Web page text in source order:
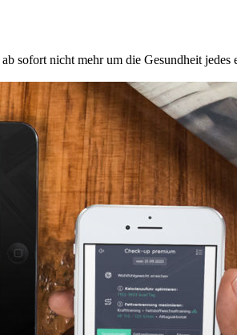
sofort nicht mehr um die Gesundheit jedes